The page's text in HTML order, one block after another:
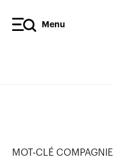
Menu
MOT-CLÉ COMPAGNIE